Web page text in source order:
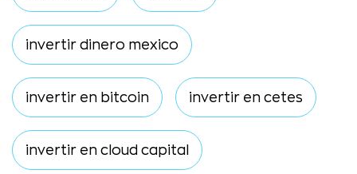
invertir dinero mexico
invertir en bitcoin invertir en cetes
invertir en cloud capital